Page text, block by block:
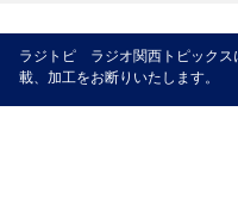
ラジトピ ラジオ関西トピックス
載、加工をお断りいたします。